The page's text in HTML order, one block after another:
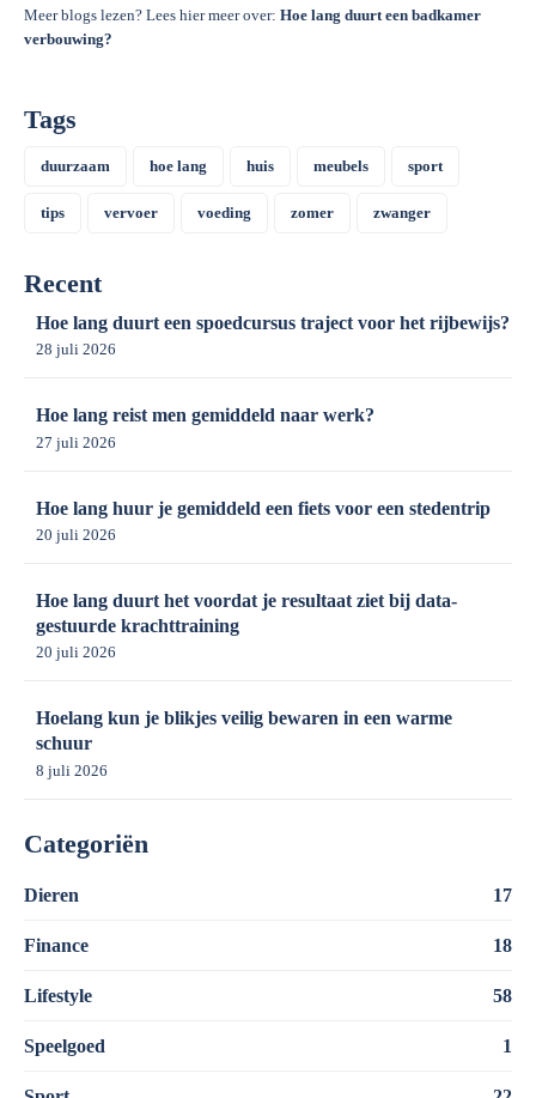
Meer blogs lezen? Lees hier meer over: Hoe lang duurt een badkamer
verbouwing?
Tags
duurzaam hoe lang huis meubels sport
tips vervoer voeding zomer zwanger
Recent
Hoe lang duurt een spoedcursus traject voor het rijbewijs?
28 juli 2026
Hoe lang reist men gemiddeld naar werk?
27 juli 2026
Hoe lang huur je gemiddeld een fiets voor een stedentrip
20 juli 2026
Hoe lang duurt het voordat je resultaat ziet bij data-
gestuurde krachttraining
20 juli 2026
Hoelang kun je blikjes veilig bewaren in een warme
schuur
8 juli 2026
Categoriën
Dieren 17
Finance 18
Lifestyle 58
Speelgoed 1